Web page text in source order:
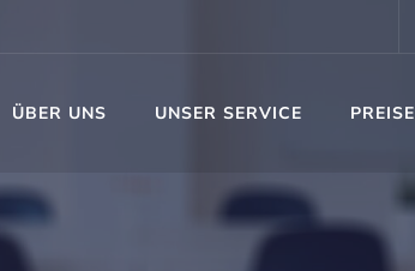
ÜBER UNS UNSER SERVICE PREISE